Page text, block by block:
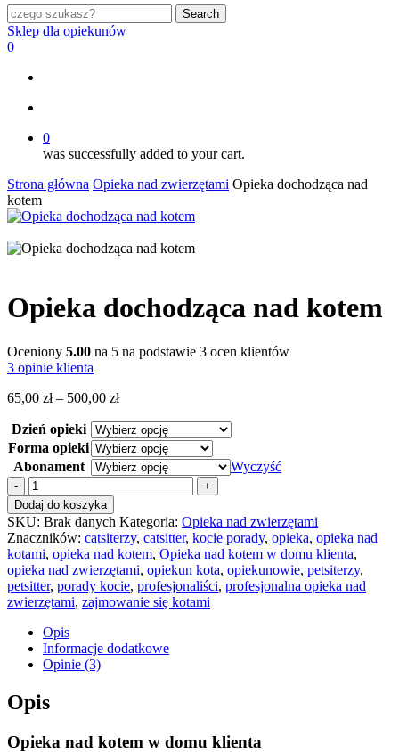
Search
Close
Search
Sklep dla opiekunów
search
0
0
was successfully added to your cart.
Strona główna Opieka nad zwierzętami Opieka dochodząca nad
kotem
Opieka dochodząca nad kotem
Oceniony 5.00 na 5 na podstawie 3 ocen klientów
3 opinie klienta
65,00 zł – 500,00 złZakres
od
65,00 zł
do
500,00 zł
Dzień opieki
Forma opieki
Abonament
Wyczyść
ilość
Opieka
dochodząca
nad
kotem
Dodaj do koszyka
SKU: Brak danych Kategoria: Opieka nad zwierzętami
Znaczników: catsiterzy, catsitter, kocie porady, opieka, opieka nad
kotami, opieka nad kotem, Opieka nad kotem w domu klienta,
opieka nad zwierzętami, opiekun kota, opiekunowie, petsiterzy,
petsitter, porady kocie, profesjonaliści, profesjonalna opieka nad
zwierzętami, zajmowanie się kotami
Opis
Informacje dodatkowe
Opinie (3)
Opis
Opieka nad kotem w domu klienta